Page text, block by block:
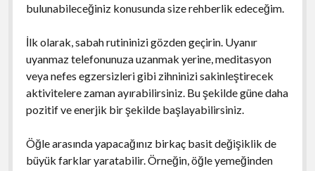
bulunabileceğiniz konusunda size rehberlik edeceğim.
İlk olarak, sabah rutininizi gözden geçirin. Uyanır
uyanmaz telefonunuza uzanmak yerine, meditasyon
veya nefes egzersizleri gibi zihninizi sakinleştirecek
aktivitelere zaman ayırabilirsiniz. Bu şekilde güne daha
pozitif ve enerjik bir şekilde başlayabilirsiniz.
Öğle arasında yapacağınız birkaç basit değişiklik de
büyük farklar yaratabilir. Örneğin, öğle yemeğinden